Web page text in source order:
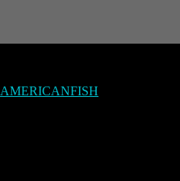
AMERICANFISH